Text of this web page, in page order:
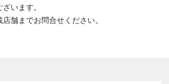
います。
舗までお問合せください。